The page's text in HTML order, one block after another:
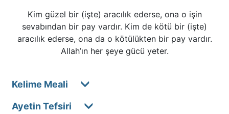
Kim güzel bir (işte) aracılık ederse, ona o işin
sevabından bir pay vardır. Kim de kötü bir (işte)
aracılık ederse, ona da o kötülükten bir pay vardır.
Allah’ın her şeye gücü yeter.
Kelime Meali
Ayetin Tefsiri